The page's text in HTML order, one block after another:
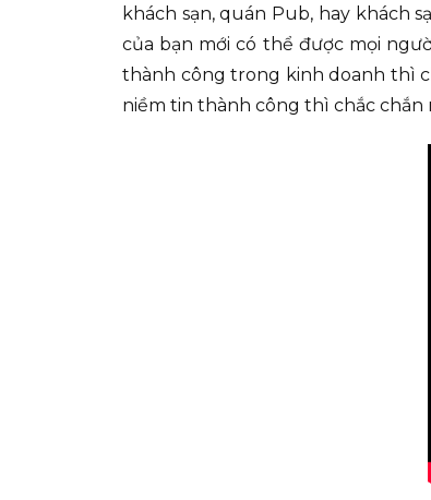
khách sạn, quán Pub, hay khách
của bạn mới có thể được mọi
thành công trong kinh doanh thì
niềm tin thành công thì chắc chắn